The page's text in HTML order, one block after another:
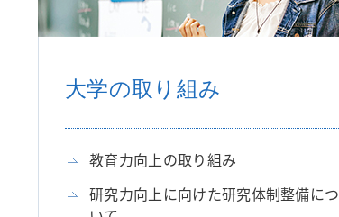
大学の取り組み
教育力向上の取り組み
研究力向上に向けた研究体制整備につ